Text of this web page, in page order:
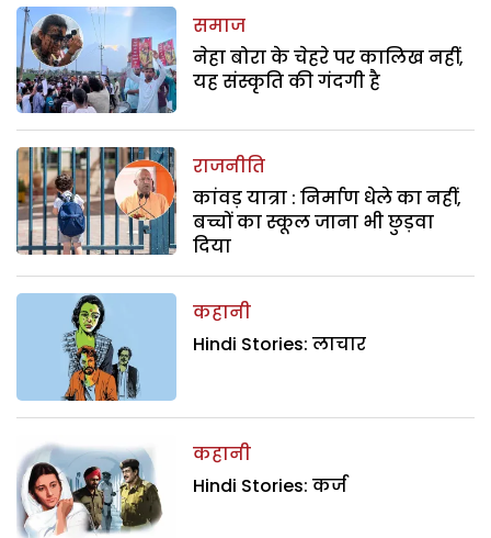
समाज
नेहा बोरा के चेहरे पर कालिख नहीं,
यह संस्कृति की गंदगी है
राजनीति
कांवड़ यात्रा : निर्माण धेले का नहीं,
बच्चों का स्कूल जाना भी छुड़वा
दिया
कहानी
Hindi Stories: लाचार
कहानी
Hindi Stories: कर्ज